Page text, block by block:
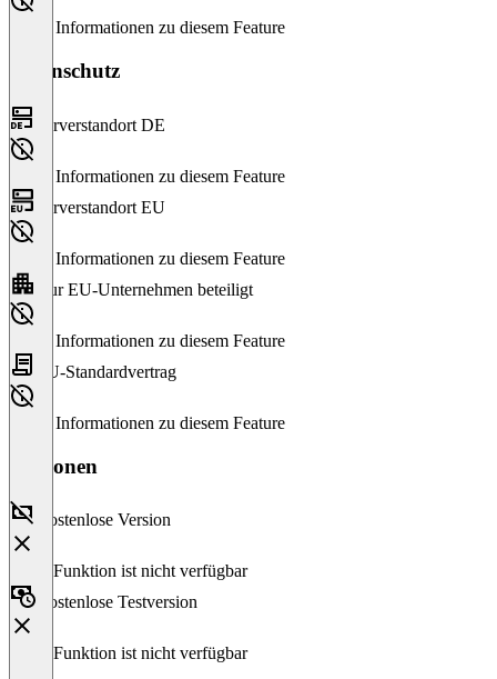
Keine Informationen zu diesem Feature
Datenschutz
Serverstandort DE
Keine Informationen zu diesem Feature
Serverstandort EU
Keine Informationen zu diesem Feature
Nur EU-Unternehmen beteiligt
Keine Informationen zu diesem Feature
EU-Standardvertrag
Keine Informationen zu diesem Feature
Versionen
Kostenlose Version
Diese Funktion ist nicht verfügbar
Kostenlose Testversion
Diese Funktion ist nicht verfügbar